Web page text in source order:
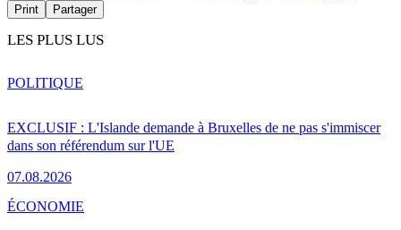
Print Partager
LES PLUS LUS
EXCLUSIF : L'Islande demande à Bruxelles de ne pas s'immiscer
dans son référendum sur l'UE
07.08.2026
POLITIQUE
ÉCONOMIE